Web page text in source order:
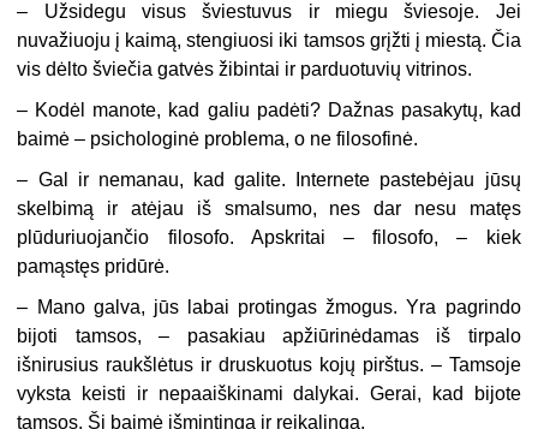
– Užsidegu visus šviestuvus ir miegu šviesoje. Jei
nuvažiuoju į kaimą, stengiuosi iki tamsos grįžti į miestą. Čia
vis dėlto šviečia gatvės žibintai ir parduotuvių vitrinos.
– Kodėl manote, kad galiu padėti? Dažnas pasakytų, kad
baimė – psichologinė problema, o ne filosofinė.
– Gal ir nemanau, kad galite. Internete pastebėjau jūsų
skelbimą ir atėjau iš smalsumo, nes dar nesu matęs
plūduriuojančio filosofo. Apskritai – filosofo, – kiek
pamąstęs pridūrė.
– Mano galva, jūs labai protingas žmogus. Yra pagrindo
bijoti tamsos, – pasakiau apžiūrinėdamas iš tirpalo
išnirusius raukšlėtus ir druskuotus kojų pirštus. – Tamsoje
vyksta keisti ir nepaaiškinami dalykai. Gerai, kad bijote
tamsos. Ši baimė išmintinga ir reikalinga.